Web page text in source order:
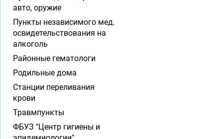
авто, оружие
Пункты независимого мед.
освидетельствования на
алкоголь
Районные гематологи
Родильные дома
Станции переливания
крови
Травмпункты
ФБУЗ "Центр гигиены и